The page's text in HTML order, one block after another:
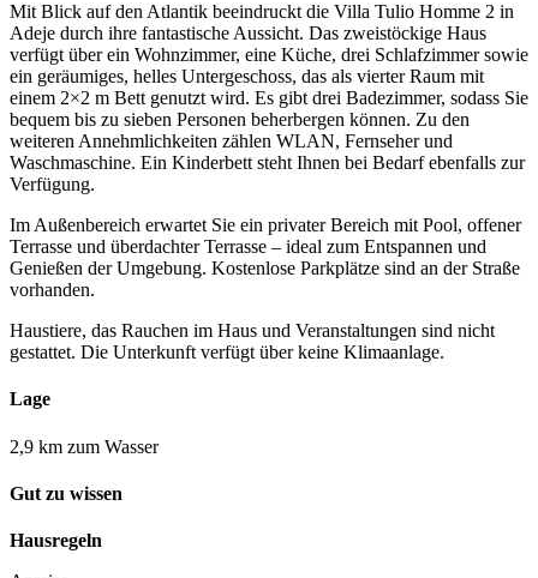
Mit Blick auf den Atlantik beeindruckt die Villa Tulio Homme 2 in
Adeje durch ihre fantastische Aussicht. Das zweistöckige Haus
verfügt über ein Wohnzimmer, eine Küche, drei Schlafzimmer sowie
ein geräumiges, helles Untergeschoss, das als vierter Raum mit
einem 2×2 m Bett genutzt wird. Es gibt drei Badezimmer, sodass Sie
bequem bis zu sieben Personen beherbergen können. Zu den
weiteren Annehmlichkeiten zählen WLAN, Fernseher und
Waschmaschine. Ein Kinderbett steht Ihnen bei Bedarf ebenfalls zur
Verfügung.
Im Außenbereich erwartet Sie ein privater Bereich mit Pool, offener
Terrasse und überdachter Terrasse – ideal zum Entspannen und
Genießen der Umgebung. Kostenlose Parkplätze sind an der Straße
vorhanden.
Haustiere, das Rauchen im Haus und Veranstaltungen sind nicht
gestattet. Die Unterkunft verfügt über keine Klimaanlage.
Lage
2,9 km zum Wasser
Gut zu wissen
Hausregeln